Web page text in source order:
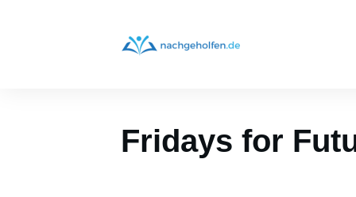
Fridays for